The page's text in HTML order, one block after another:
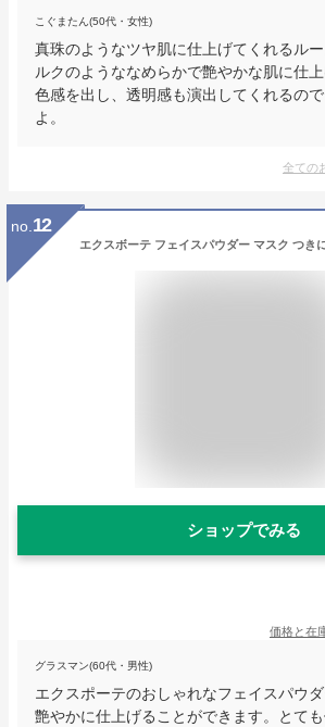
こぐまたん(50代・女性)
真珠のようなツヤ肌に仕上げてくれるル
ルクのようななめらかで艶やかな肌に仕
色感を出し、透明感も演出してくれるの
よ。
全ての
no. 12
ショップでみる
価格と在
グラスマン(60代・男性)
エクスポーテのおしゃれなフェイスパウ
艶やかに仕上げることができます。とて